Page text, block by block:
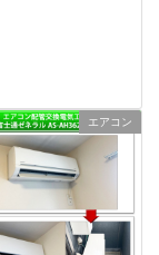
エアコン